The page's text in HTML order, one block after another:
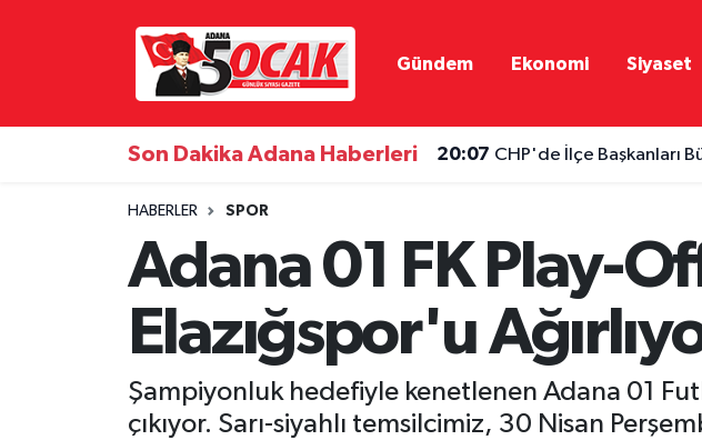
Gündem Ekonomi Siyaset
Son Dakika Adana Haberleri 20:07 CHP'de İlçe Başkanları
HABERLER SPOR
Adana 01 FK Play-
Elazığspor'u
Şampiyonluk hedefiyle kenetlenen Adana 01
çıkıyor. Sarı-siyahlı temsilcimiz, 30 Nisan
Gündem
Hava Durumu
Tüm Manşetler
Son Dakika Haberleri